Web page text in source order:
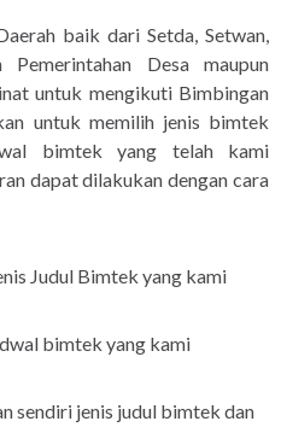
baik dari Setda, Setwan,
Desa maupun
untuk mengikuti Bimbingan
untuk memilih jenis bimtek
bimtek yang telah kami
dapat dilakukan dengan cara
Judul Bimtek yang kami
bimtek yang kami
sendiri jenis judul bimtek dan